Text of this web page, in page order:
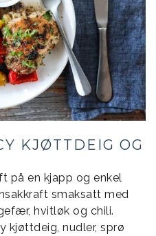
KJØTTDEIG OG
på en kjapp og enkel
smaksatt med
hvitløk og chili.
kjøttdeig, nudler, sprø